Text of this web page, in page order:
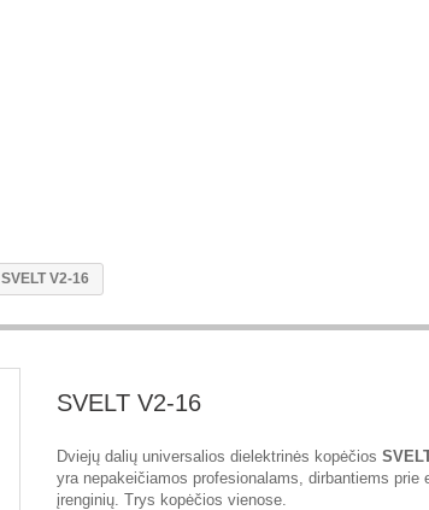
SVELT V2-16
SVELT V2-16
Dviejų dalių universalios dielektrinės kopėčios
yra nepakeičiamos profesionalams, dirbantiems prie
įrenginių. Trys kopėčios vienose.